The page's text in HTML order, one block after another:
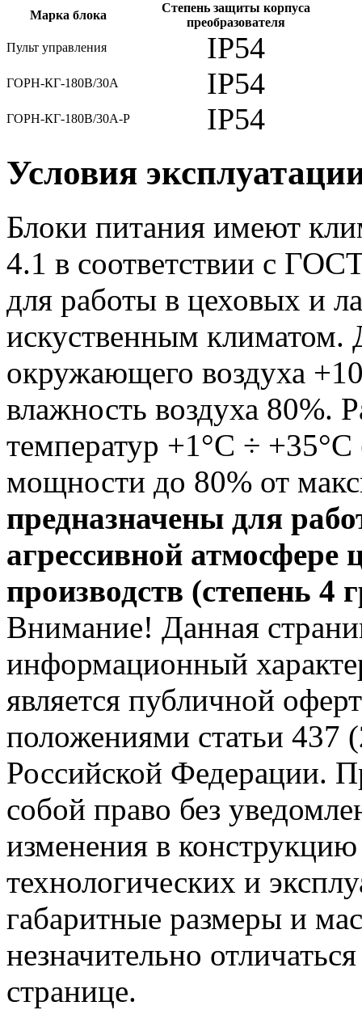
Марка блока
Степень защиты корпуса
преобразователя
Пульт управления
IP54
ГОРН-КГ-180В/30А IP54
ГОРН-КГ-180В/30А-Р IP54
Условия
Блоки питания имеют
4.1 в соответствии с
для работы в цеховых и
искуственным климатом.
окружающего воздуха
влажность воздуха 80%.
температур +1°С ÷
мощности до 80% от
предназначены для
агрессивной атмосфере
производств (степень
Внимание! Данная
информационный
является публичной
положениями статьи 437
Российской Федерации.
собой право без
изменения в
технологических и
габаритные размеры и
незначительно
странице.